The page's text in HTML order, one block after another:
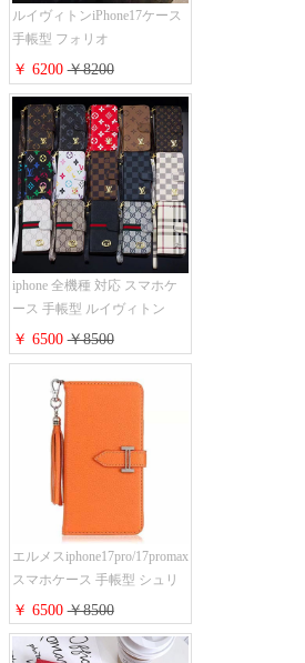
ルイヴィトンiPhone17ケース
手帳型 フォリオ
iPhone17pro/17promaxケース
ダミエ モノグラム レザー 磁
石内蔵 LV アイフォン
16/16plus手帳ケース 超薄 ビ
ジネス風 メンズ レディース
おしゃれ ブランド
iphone15/14/13手帳型スマホケ
ース お 揃い
￥ 6200￥8200
iphone 全機種 対応 スマホケ
ース 手帳型 ルイヴィトン
iPhone17pro/17air/17e手帳型ケ
ース 安心する 買う モノグラ
ム シュリンクレザーLV アイ
フォン16/16promaxスマホケー
ス 手帳 多機能 グッチ
iphone15pro/14/13携帯ケース
大人 レディース メンズ スト
ラップ付き
￥ 6500￥8500
エルメスiphone17pro/17promax
スマホケース 手帳型 シュリ
ンクレザー タッセル ストラ
ップ 付き Hermes
iphone16pro/16ケース 財布型
￥ 6500￥8500